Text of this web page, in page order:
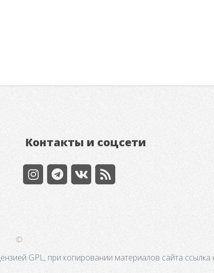
Контакты и соцсети
©
GPL, при копировании материалов сайта ссылка